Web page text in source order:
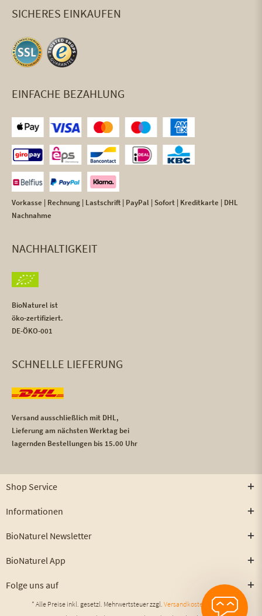
SICHERES EINKAUFEN
EINFACHE BEZAHLUNG
Vorkasse | Rechnung | Lastschrift | PayPal | Sofort | Kreditkarte | DHL
Nachnahme
NACHHALTIGKEIT
BioNaturel ist
öko-zertifiziert.
DE-ÖKO-001
SCHNELLE LIEFERUNG
Versand ausschließlich mit DHL,
Lieferung am nächsten Werktag bei
lagernden Bestellungen bis 15.00 Uhr
Shop Service
Informationen
BioNaturel Newsletter
BioNaturel App
Folge uns auf
* Alle Preise inkl. gesetzl. Mehrwertsteuer zzgl. Versandkosten
und ggf.